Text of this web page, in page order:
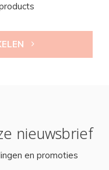
nieuwsbrief
en promoties